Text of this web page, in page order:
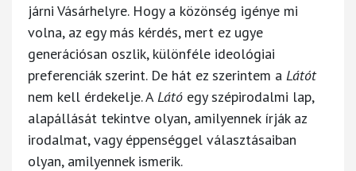
járni Vásárhelyre. Hogy a közönség igénye mi
volna, az egy más kérdés, mert ez ugye
generációsan oszlik, különféle ideológiai
preferenciák szerint. De hát ez szerintem a Látót
nem kell érdekelje. A Látó egy szépirodalmi lap,
alapállását tekintve olyan, amilyennek írják az
irodalmat, vagy éppenséggel választásaiban
olyan, amilyennek ismerik.